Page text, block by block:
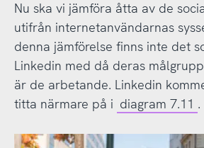
Nu ska vi jämföra åtta av de
utifrån internetanvändarnas
denna jämförelse finns inte det
Linkedin med då deras
är de arbetande. Linkedin
titta närmare på i diagram 7.11 .